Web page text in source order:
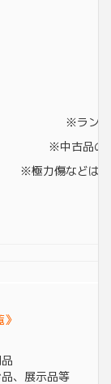
※ランク
※中古品の
※極力傷などは
、展示品等